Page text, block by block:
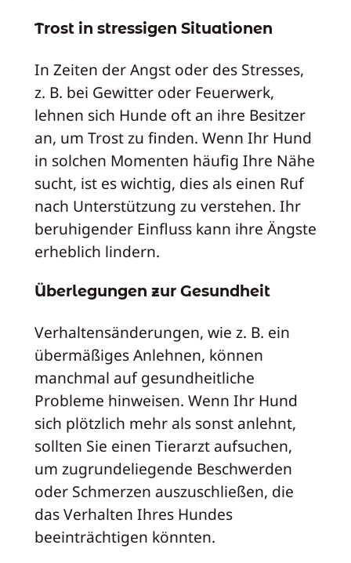
Trost in stressigen Situationen
In Zeiten der Angst oder des Stresses,
z. B. bei Gewitter oder Feuerwerk,
lehnen sich Hunde oft an ihre Besitzer
an, um Trost zu finden. Wenn Ihr Hund
in solchen Momenten häufig Ihre Nähe
sucht, ist es wichtig, dies als einen Ruf
nach Unterstützung zu verstehen. Ihr
beruhigender Einfluss kann ihre Ängste
erheblich lindern.
Überlegungen zur Gesundheit
Verhaltensänderungen, wie z. B. ein
übermäßiges Anlehnen, können
manchmal auf gesundheitliche
Probleme hinweisen. Wenn Ihr Hund
sich plötzlich mehr als sonst anlehnt,
sollten Sie einen Tierarzt aufsuchen,
um zugrundeliegende Beschwerden
oder Schmerzen auszuschließen, die
das Verhalten Ihres Hundes
beeinträchtigen könnten.